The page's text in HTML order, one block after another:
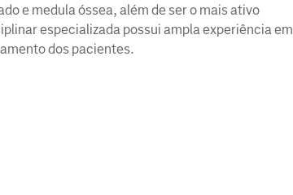
e medula óssea, além de ser o mais ativo
especializada possui ampla experiência em
dos pacientes.